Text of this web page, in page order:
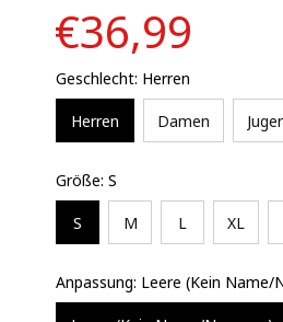
€36,99
Geschlecht: Herren
Herren Damen
Größe: S
S M L XL
Anpassung: Leere (Kein Name/